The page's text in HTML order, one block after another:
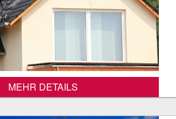
MEHR DETAILS